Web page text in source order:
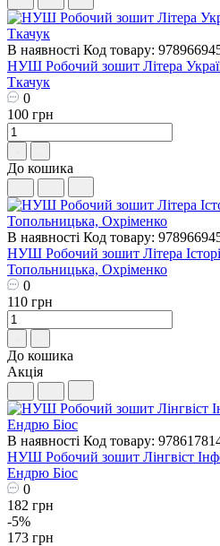
В наявності Код товару:
НУШ Робочий зошит Літера
Ткачук
0
100 грн
До кошика
В наявності Код товару:
НУШ Робочий зошит Літера
Топольницька, Охріменко
0
110 грн
До кошика
Акція
В наявності Код товару:
НУШ Робочий зошит Лінгвіст
Ендрю Біос
0
182 грн
-5%
173 грн